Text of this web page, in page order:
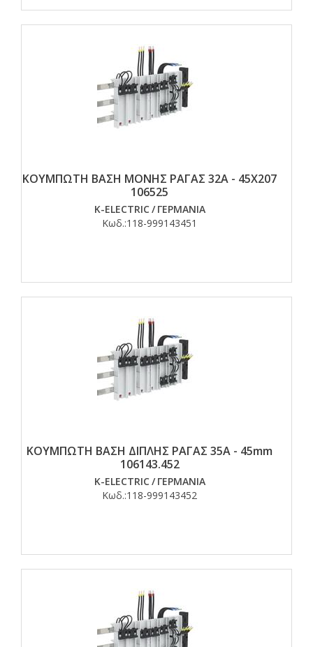
ΚΟΥΜΠΩΤΗ ΒΑΣΗ ΜΟΝΗΣ ΡΑΓΑΣ 32Α - 45Χ207
106525
K-ELECTRIC/ ΓΕΡΜΑΝΙΑ
Κωδ.:118-999143451
ΚΟΥΜΠΩΤΗ ΒΑΣΗ ΔΙΠΛΗΣ ΡΑΓΑΣ 35Α - 45mm
106143.452
K-ELECTRIC/ ΓΕΡΜΑΝΙΑ
Κωδ.:118-999143452